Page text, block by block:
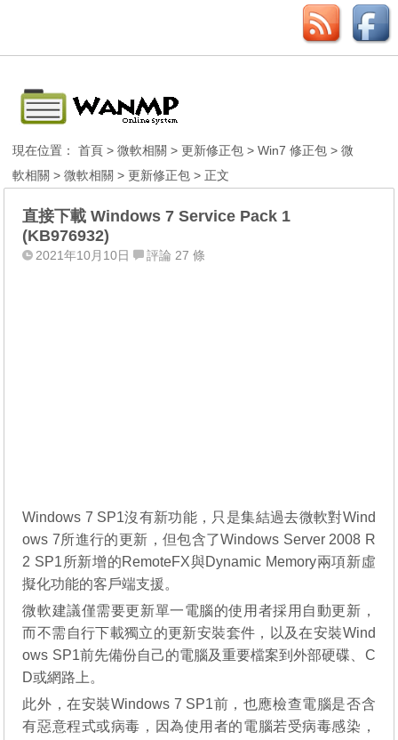
現在位置：首頁 >微軟相關 >更新修正包 >Win7 修正包 >微
軟相關 >微軟相關 >更新修正包 > 正文
直接下載 Windows 7 Service Pack 1
(KB976932)
2021年10月10日 評論 27 條
Windows 7 SP1沒有新功能，只是集結過去微軟對Wind
ows 7所進行的更新，但包含了Windows Server 2008 R
2 SP1所新增的RemoteFX與Dynamic Memory兩項新虛
擬化功能的客戶端支援。
微軟建議僅需要更新單一電腦的使用者採用自動更新，
而不需自行下載獨立的更新安裝套件，以及在安裝Wind
ows SP1前先備份自己的電腦及重要檔案到外部硬碟、C
D或網路上。
此外，在安裝Windows 7 SP1前，也應檢查電腦是否含
有惡意程式或病毒，因為使用者的電腦若受病毒感染，